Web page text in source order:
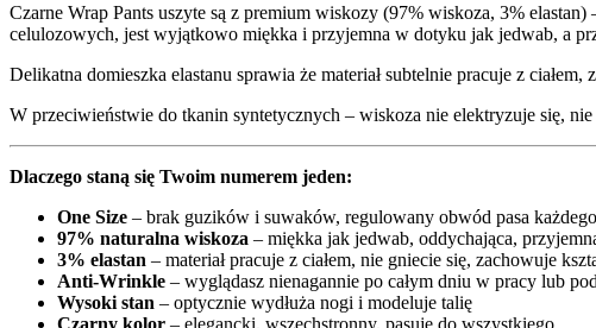
Czarne Wrap Pants uszyte są z premium wiskozy (97% wiskoza, 3%
celulozowych, jest wyjątkowo miękka i przyjemna w dotyku jak jedwab, a
Delikatna domieszka elastanu sprawia że materiał subtelnie pracuje z
W przeciwieństwie do tkanin syntetycznych – wiskoza nie elektryzuje się,
Dlaczego staną się Twoim numerem jeden:
One Size – brak guzików i suwaków, regulowany obwód pasa
97% naturalna wiskoza – miękka jak jedwab, oddychająca,
3% elastan – materiał pracuje z ciałem, nie gniecie się, zachowuje
Anti-Wrinkle – wyglądasz nienagannie po całym dniu w pracy lub
Wysoki stan – optycznie wydłuża nogi i modeluje talię
Czarny kolor – elegancki, wszechstronny, pasuje do wszystkiego